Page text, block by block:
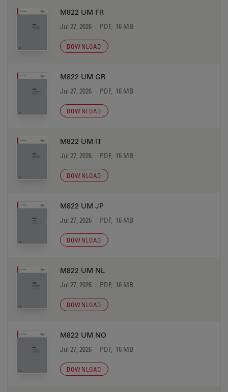
M822 UM FR
Jul 27, 2026 PDF, 16 MB
DOWNLOAD
M822 UM GR
Jul 27, 2026 PDF, 16 MB
DOWNLOAD
M822 UM IT
Jul 27, 2026 PDF, 16 MB
DOWNLOAD
M822 UM JP
Jul 27, 2026 PDF, 16 MB
DOWNLOAD
M822 UM NL
Jul 27, 2026 PDF, 16 MB
DOWNLOAD
M822 UM NO
Jul 27, 2026 PDF, 16 MB
DOWNLOAD